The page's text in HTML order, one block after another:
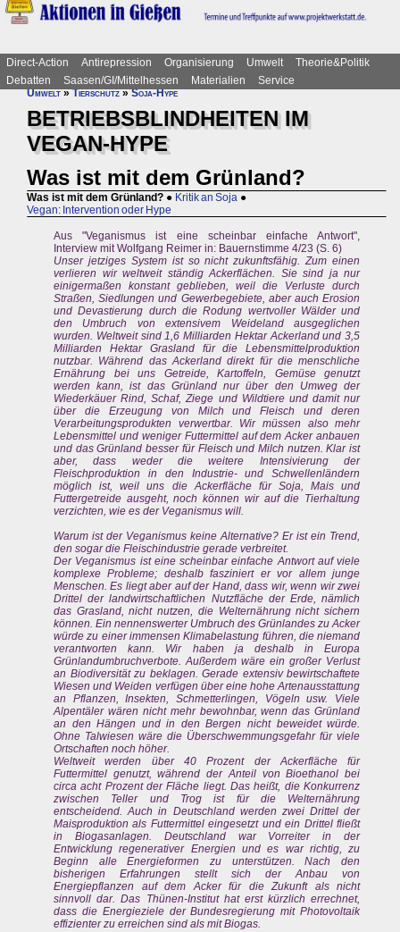
Direct-Action Antirepression Organisierung Umwelt
Theorie&Politik
Debatten
Saasen/GI/Mittelhessen Materialien
Service
Umwelt»Tierschutz»Soja-Hype
BETRIEBSBLINDHEITEN IM
VEGAN-HYPE
Was ist mit dem Grünland?
Was ist mit dem Grünland? ● Kritik an Soja ●
Vegan: Intervention oder Hype
Aus "Veganismus ist eine scheinbar einfache Antwort",
Interview mit Wolfgang Reimer in: Bauernstimme 4/23 (S. 6)
Unser jetziges System ist so nicht zukunftsfähig. Zum einen
verlieren wir weltweit ständig Ackerflächen. Sie sind ja nur
einigermaßen konstant geblieben, weil die Verluste durch
Straßen, Siedlungen und Gewerbegebiete, aber auch Erosion
und Devastierung durch die Rodung wertvoller Wälder und
den Umbruch von extensivem Weideland ausgeglichen
wurden. Weltweit sind 1,6 Milliarden Hektar Ackerland und 3,5
Milliarden Hektar Grasland für die Lebensmittelproduktion
nutzbar. Während das Ackerland direkt für die menschliche
Ernährung bei uns Getreide, Kartoffeln, Gemüse genutzt
werden kann, ist das Grünland nur über den Umweg der
Wiederkäuer Rind, Schaf, Ziege und Wildtiere und damit nur
über die Erzeugung von Milch und Fleisch und deren
Verarbeitungsprodukten verwertbar. Wir müssen also mehr
Lebensmittel und weniger Futtermittel auf dem Acker anbauen
und das Grünland besser für Fleisch und Milch nutzen. Klar ist
aber, dass weder die weitere Intensivierung der
Fleischproduktion in den Industrie- und Schwellenländern
möglich ist, weil uns die Ackerfläche für Soja, Mais und
Futtergetreide ausgeht, noch können wir auf die Tierhaltung
verzichten, wie es der Veganismus will.
Warum ist der Veganismus keine Alternative? Er ist ein Trend,
den sogar die Fleischindustrie gerade verbreitet.
Der Veganismus ist eine scheinbar einfache Antwort auf viele
komplexe Probleme; deshalb fasziniert er vor allem junge
Menschen. Es liegt aber auf der Hand, dass wir, wenn wir zwei
Drittel der landwirtschaftlichen Nutzfläche der Erde, nämlich
das Grasland, nicht nutzen, die Welternährung nicht sichern
können. Ein nennenswerter Umbruch des Grünlandes zu Acker
würde zu einer immensen Klimabelastung führen, die niemand
verantworten kann. Wir haben ja deshalb in Europa
Grünlandumbruchverbote. Außerdem wäre ein großer Verlust
an Biodiversität zu beklagen. Gerade extensiv bewirtschaftete
Wiesen und Weiden verfügen über eine hohe Artenausstattung
an Pflanzen, Insekten, Schmetterlingen, Vögeln usw. Viele
Alpentäler wären nicht mehr bewohnbar, wenn das Grünland
an den Hängen und in den Bergen nicht beweidet würde.
Ohne Talwiesen wäre die Überschwemmungsgefahr für viele
Ortschaften noch höher.
Weltweit werden über 40 Prozent der Ackerfläche für
Futtermittel genutzt, während der Anteil von Bioethanol bei
circa acht Prozent der Fläche liegt. Das heißt, die Konkurrenz
zwischen Teller und Trog ist für die Welternährung
entscheidend. Auch in Deutschland werden zwei Drittel der
Maisproduktion als Futtermittel eingesetzt und ein Drittel fließt
in Biogasanlagen. Deutschland war Vorreiter in der
Entwicklung regenerativer Energien und es war richtig, zu
Beginn alle Energieformen zu unterstützen. Nach den
bisherigen Erfahrungen stellt sich der Anbau von
Energiepflanzen auf dem Acker für die Zukunft als nicht
sinnvoll dar. Das Thünen-Institut hat erst kürzlich errechnet,
dass die Energieziele der Bundesregierung mit Photovoltaik
effizienter zu erreichen sind als mit Biogas.